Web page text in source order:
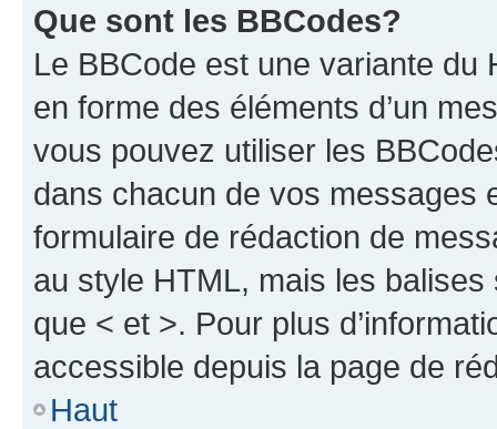
Que sont les BBCodes?
Le BBCode est une variante du
en forme des éléments d’un
vous pouvez utiliser les
dans chacun de vos messages
formulaire de rédaction de
au style HTML, mais les
que < et >. Pour plus
accessible depuis la page de
Haut